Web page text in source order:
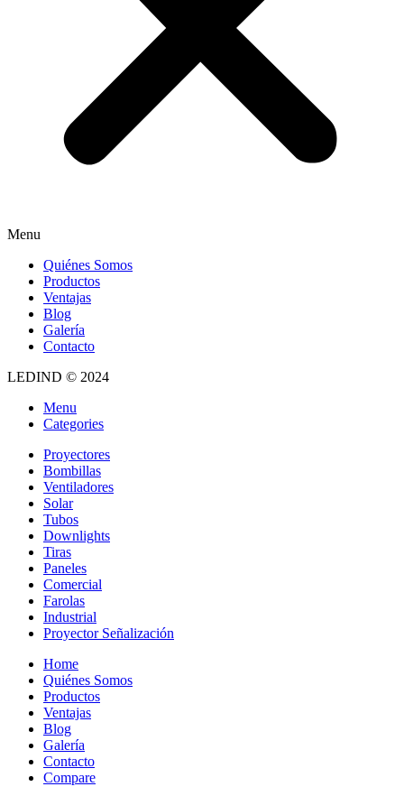
Menu
Quiénes Somos
Productos
Ventajas
Blog
Galería
Contacto
LEDIND © 2024
Menu
Categories
Proyectores
Bombillas
Ventiladores
Solar
Tubos
Downlights
Tiras
Paneles
Comercial
Farolas
Industrial
Proyector Señalización
Home
Quiénes Somos
Productos
Ventajas
Blog
Galería
Contacto
Compare